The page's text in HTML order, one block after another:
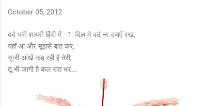
October 05, 2012
दर्द भरी शायरी हिंदी में :-1. दिल मे दर्द ना दबाएँ रख,
यहॉ आ और मूझसे बात कर,
सूजी आंखें कह रही है तेरी,
तू भी जागी है कल रात भर....